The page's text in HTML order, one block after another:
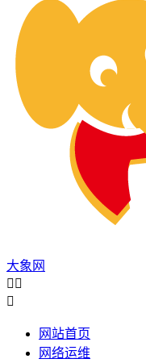
大象网
 

网站首页
网络运维